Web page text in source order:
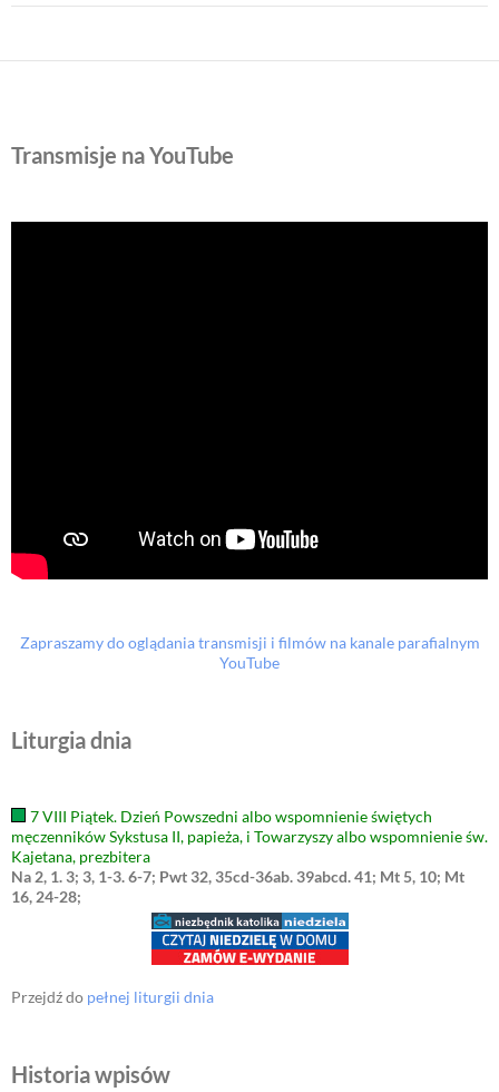
Transmisje na YouTube
Zapraszamy do oglądania transmisji i filmów na kanale parafialnym
YouTube
Liturgia dnia
7 VIII Piątek. Dzień Powszedni albo wspomnienie świętych
męczenników Sykstusa II, papieża, i Towarzyszy albo wspomnienie św.
Kajetana, prezbitera
Na 2, 1. 3; 3, 1-3. 6-7; Pwt 32, 35cd-36ab. 39abcd. 41; Mt 5, 10; Mt
16, 24-28;
Przejdź do pełnej liturgii dnia
Historia wpisów